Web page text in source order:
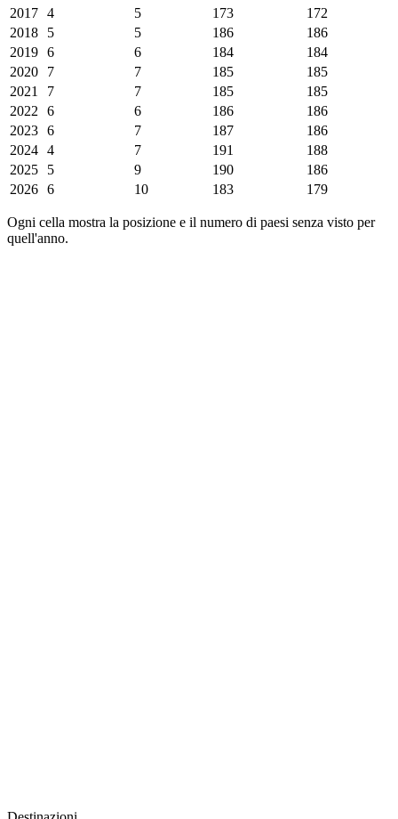
2017 4 5 173
172
2018
5 5 186
186
2019 6 6 184
184
2020
7 7 185
185
2021
7 7 185
185
2022
6 6 186
186
2023 6 7 187
186
2024 4 7 191
188
2025
5 9 190
186
2026 6 10 183 179
Ogni cella mostra la posizione e il numero di paesi senza visto per
quell'anno.